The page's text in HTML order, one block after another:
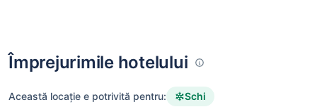
Împrejurimile hotelului
Această locație e potrivită pentru: Schi